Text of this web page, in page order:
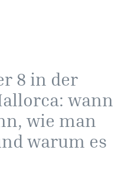
8 in der
wann
wie man
warum es